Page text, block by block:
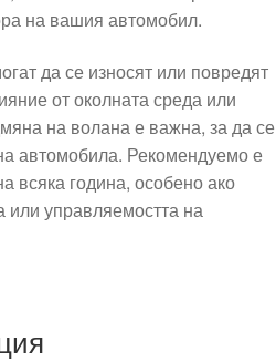
на вашия автомобил.
да се износят или повредят
от околната среда или
на волана е важна, за да се
автомобила. Рекомендуемо е
всяка година, особено ако
управляемостта на